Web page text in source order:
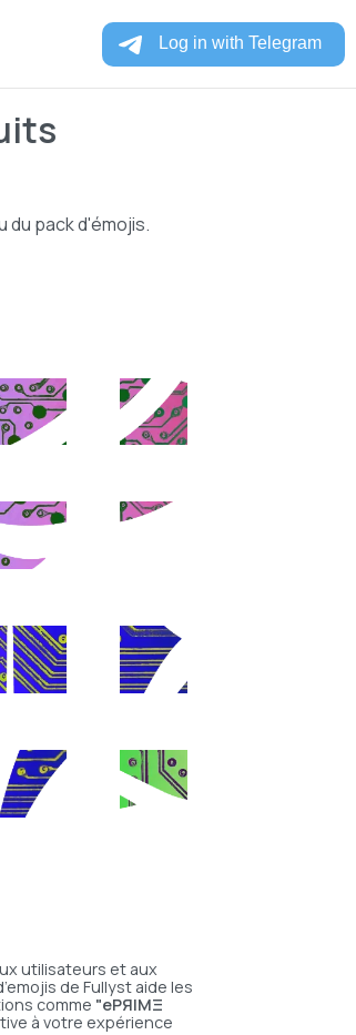
du pack d'émojis.
utilisateurs et aux
de Fullyst aide les
comme "ePЯIMΞ
à votre expérience